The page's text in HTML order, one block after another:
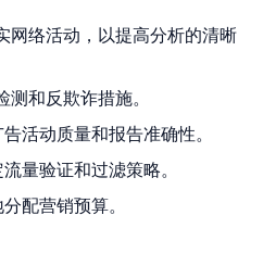
网络活动，以提高分析的清晰
和反欺诈措施。
活动质量和报告准确性。
量验证和过滤策略。
配营销预算。